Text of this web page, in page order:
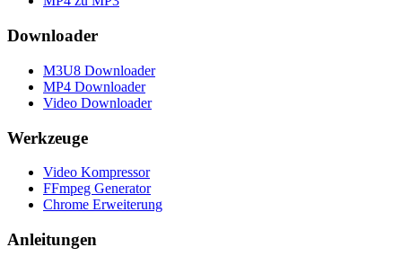
Downloader
M3U8 Downloader
MP4 Downloader
Video Downloader
Werkzeuge
Video Kompressor
FFmpeg Generator
Chrome Erweiterung
Anleitungen